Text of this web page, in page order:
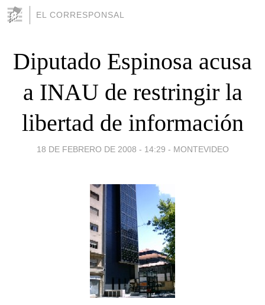
EL CORRESPONSAL
Diputado Espinosa acusa
a INAU de restringir la
libertad de información
18 DE FEBRERO DE 2008 - 14:29 - MONTEVIDEO